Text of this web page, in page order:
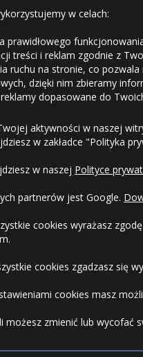
w celach:
prawidłowego
treści i reklam zgodnie z
ruchu na stronie, co
dzięki nim zbieramy
dopasowane do
aktywności w naszej
w zakładce "Polityka
w naszej Polityce
partnerów jest Google.
cookies wyrażasz
cookies zgadzasz się
cookies masz
możesz zmienić lub wycofać